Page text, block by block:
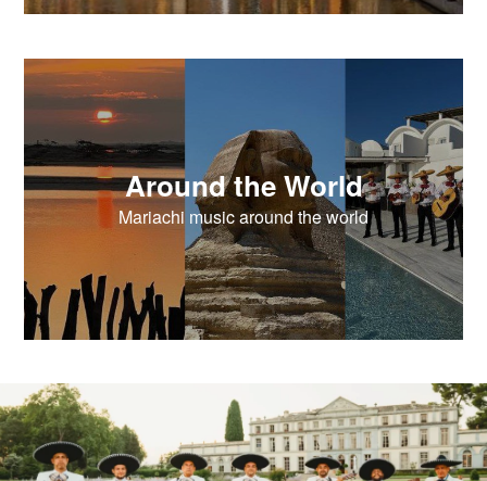
Around the World
Mariachi music around the world